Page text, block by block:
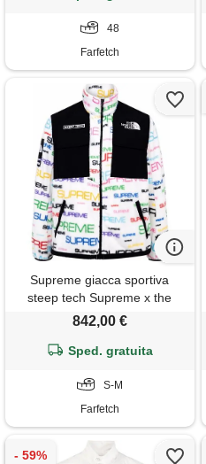
48
Farfetch
Supreme giacca sportiva
steep tech Supreme x the
north face - bianco
842,00 €
Sped. gratuita
S-M
Farfetch